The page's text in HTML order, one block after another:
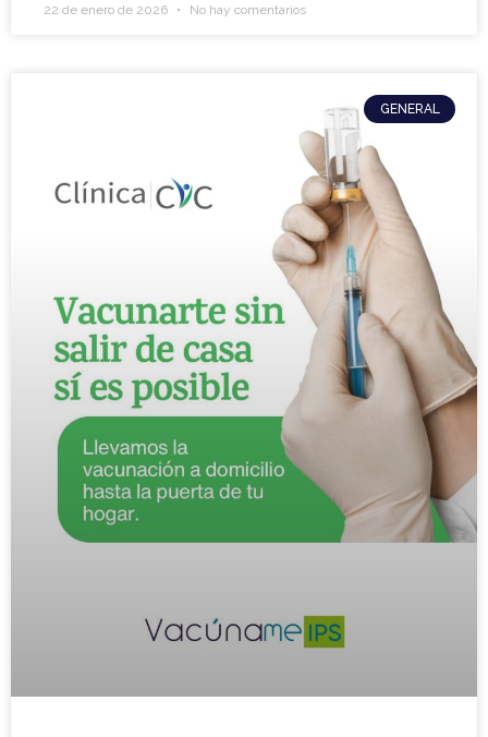
22 de enero de 2026 No hay comentarios
GENERAL